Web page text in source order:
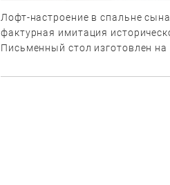
Лофт-настроение в спальне
фактурная имитация
Письменный стол изготовлен